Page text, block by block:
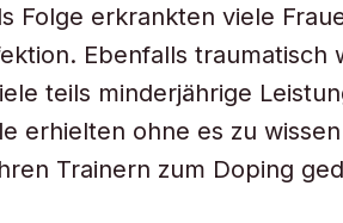
Folge erkrankten viele
Ebenfalls traumatisch
teils minderjährige
erhielten ohne es zu
Trainern zum Doping